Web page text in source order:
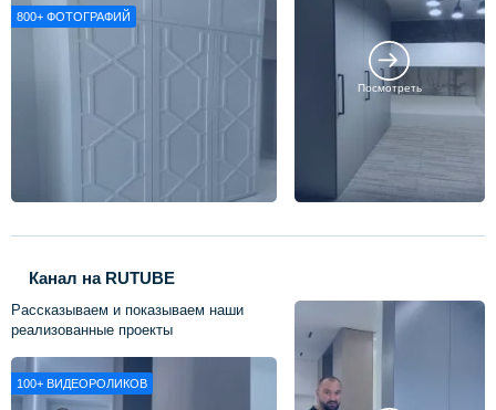
800+ ФОТОГРАФИЙ
Посмотреть
Канал на RUTUBE
Рассказываем и показываем наши
реализованные проекты
100+ ВИДЕОРОЛИКОВ